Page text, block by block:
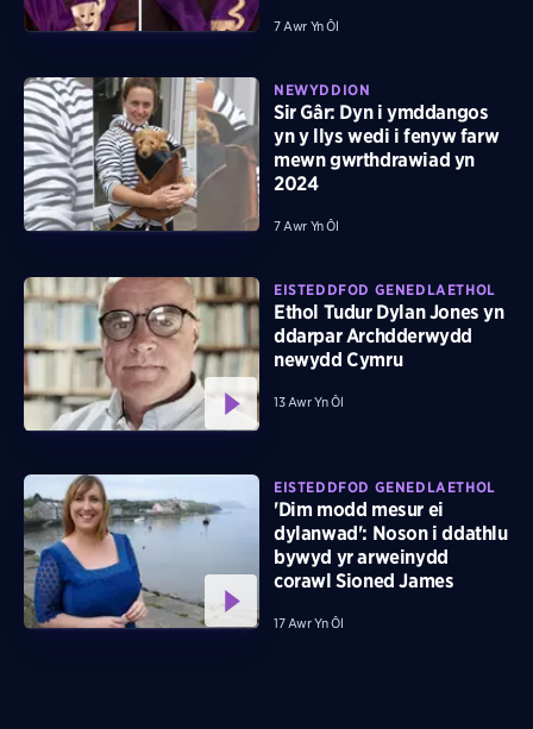
7 Awr Yn Ôl
NEWYDDION
Sir Gâr: Dyn i ymddangos
yn y llys wedi i fenyw farw
mewn gwrthdrawiad yn
2024
7 Awr Yn Ôl
EISTEDDFOD GENEDLAETHOL
Ethol Tudur Dylan Jones yn
ddarpar Archdderwydd
newydd Cymru
13 Awr Yn Ôl
EISTEDDFOD GENEDLAETHOL
'Dim modd mesur ei
dylanwad': Noson i ddathlu
bywyd yr arweinydd
corawl Sioned James
17 Awr Yn Ôl